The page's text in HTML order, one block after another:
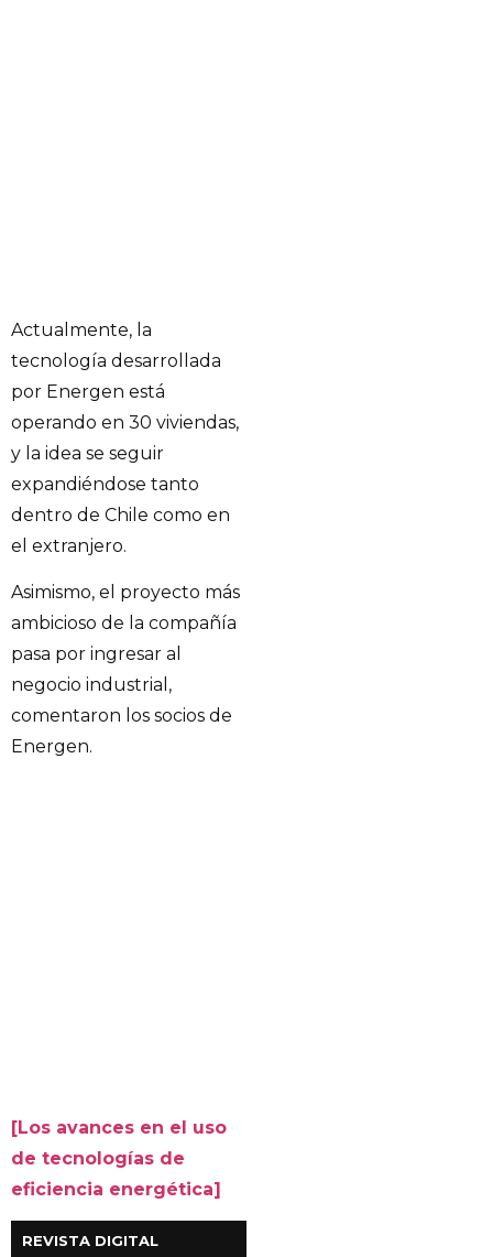
Actualmente, la
tecnología desarrollada
por Energen está
operando en 30 viviendas,
y la idea se seguir
expandiéndose tanto
dentro de Chile como en
el extranjero.
Asimismo, el proyecto más
ambicioso de la compañía
pasa por ingresar al
negocio industrial,
comentaron los socios de
Energen.
[Los avances en el uso
de tecnologías de
eficiencia energética]
REVISTA DIGITAL